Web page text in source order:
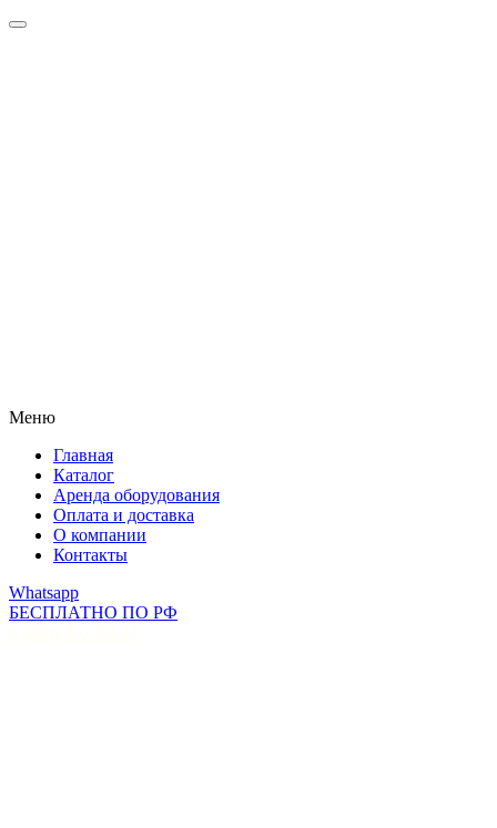
Меню
Главная
Каталог
Аренда оборудования
Оплата и доставка
О компании
Контакты
Whatsapp
БЕСПЛАТНО ПО РФ